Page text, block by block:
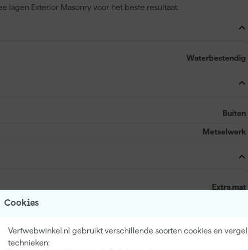
Cookies
Verfwebwinkel.nl gebruikt verschillende soorten cookies en
technieken:
lagen Exterior Masonry voor het beste resultaat.
Waterbestendig
Buiten
Metselwerk
Extra mat